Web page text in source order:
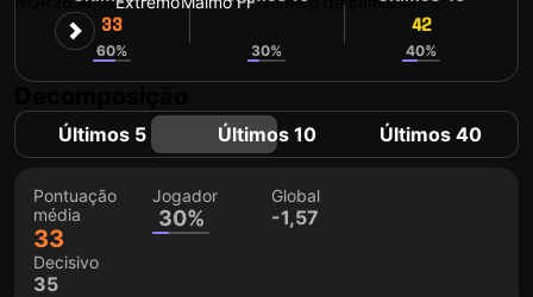
33
60% 30%
42
40%
Últimos 5 Últimos 10 Últimos 40
Pontuação
média
33
Jogador
30%
Global
-1,57
Decisivo
35